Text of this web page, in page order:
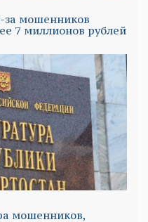
мошенников
7 миллионов рублей
мошенников,